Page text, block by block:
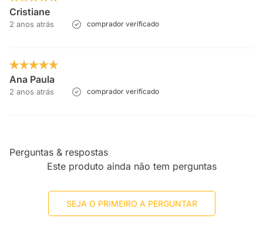
Cristiane
2 anos atrás comprador verificado
Ana Paula
2 anos atrás comprador verificado
Perguntas & respostas
Este produto ainda não tem perguntas
SEJA O PRIMEIRO A PERGUNTAR